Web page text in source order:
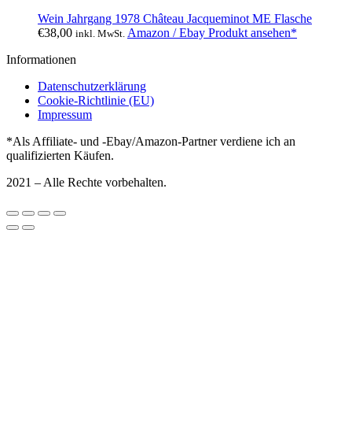
Wein Jahrgang 1978 Château Jacqueminot ME Flasche
€38,00 inkl. MwSt. Amazon / Ebay Produkt ansehen*
Informationen
Datenschutzerklärung
Cookie-Richtlinie (EU)
Impressum
*Als Affiliate- und -Ebay/Amazon-Partner verdiene ich an
qualifizierten Käufen.
2021 – Alle Rechte vorbehalten.